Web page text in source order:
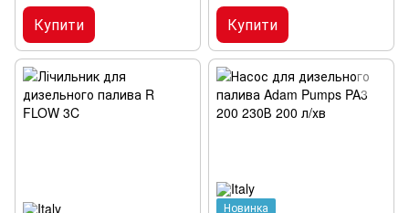
Купити Купити
Новинка